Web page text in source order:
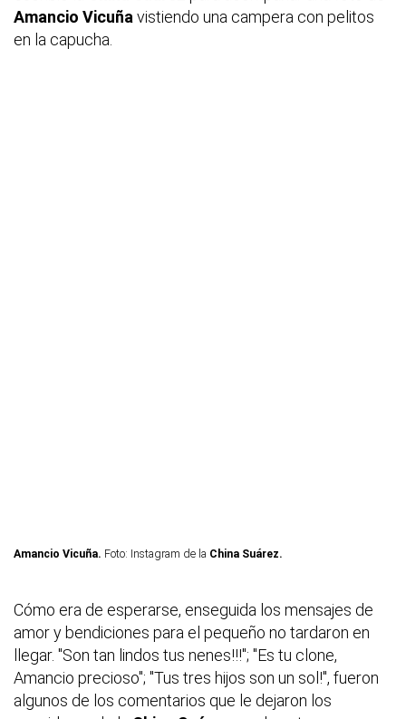
Amancio Vicuña vistiendo una campera con pelitos
en la capucha.
Amancio Vicuña. Foto: Instagram de la China Suárez.
Cómo era de esperarse, enseguida los mensajes de
amor y bendiciones para el pequeño no tardaron en
llegar. "Son tan lindos tus nenes!!!"; "Es tu clone,
Amancio precioso"; "Tus tres hijos son un sol!", fueron
algunos de los comentarios que le dejaron los